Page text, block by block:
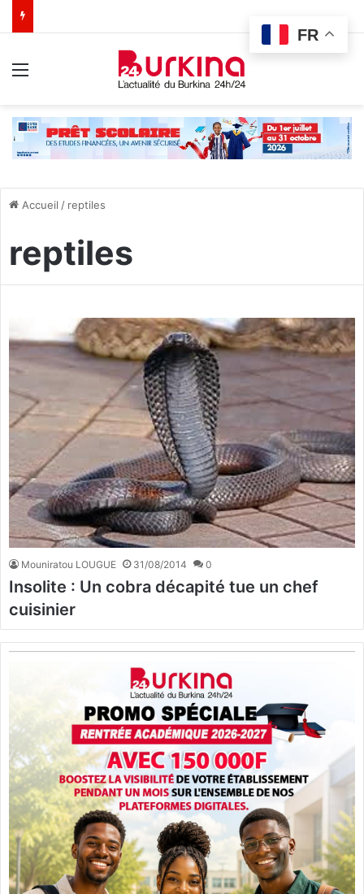
Accueil / reptiles
reptiles
Mouniratou LOUGUE 31/08/2014 0
Insolite : Un cobra décapité tue un chef
cuisinier
FR